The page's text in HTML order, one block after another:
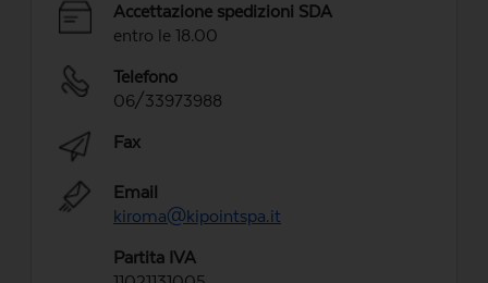
Accettazione spedizioni SDA
entro le 18.00
Telefono
06/33973988
Fax
Email
kiroma@kipointspa.it
Partita IVA